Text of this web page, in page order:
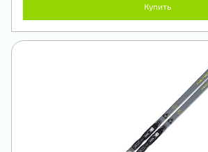
Купить